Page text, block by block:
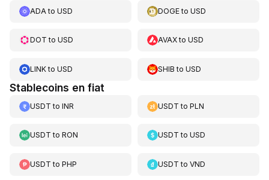
ADA to USD DOGEtoUSD
DOT to USD AVAXtoUSD
LINKto USD SHIB toUSD
Stablecoins en fiat
USDT to INR USDT toPLN
USDT to RON USDT toUSD
USDT to PHP USDT toVND